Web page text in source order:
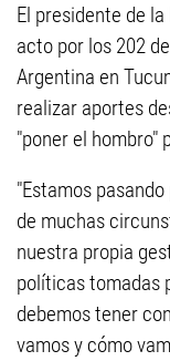
El presidente de
acto por los 202
Argentina en
realizar aportes
"poner el hombro"
"Estamos
de muchas
nuestra propia
políticas tomadas
debemos tener
vamos y cómo